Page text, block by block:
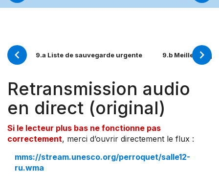
9.a Liste de sauvegarde urgente 9.b Meilleures
Retransmission audio
en direct (original)
Si le lecteur plus bas ne fonctionne pas
correctement, merci d’ouvrir directement le flux :
mms://stream.unesco.org/perroquet/salle12-
ru.wma